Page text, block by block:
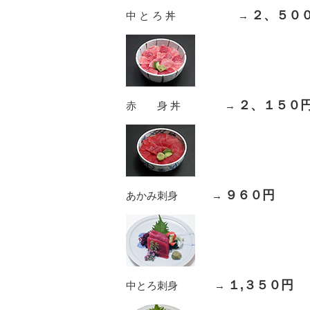
中 と ろ 丼 → ２、５０
赤 身 丼 → ２、１５０
あかみ刺身 → ９６０円
中とろ刺身 → １,３５０円